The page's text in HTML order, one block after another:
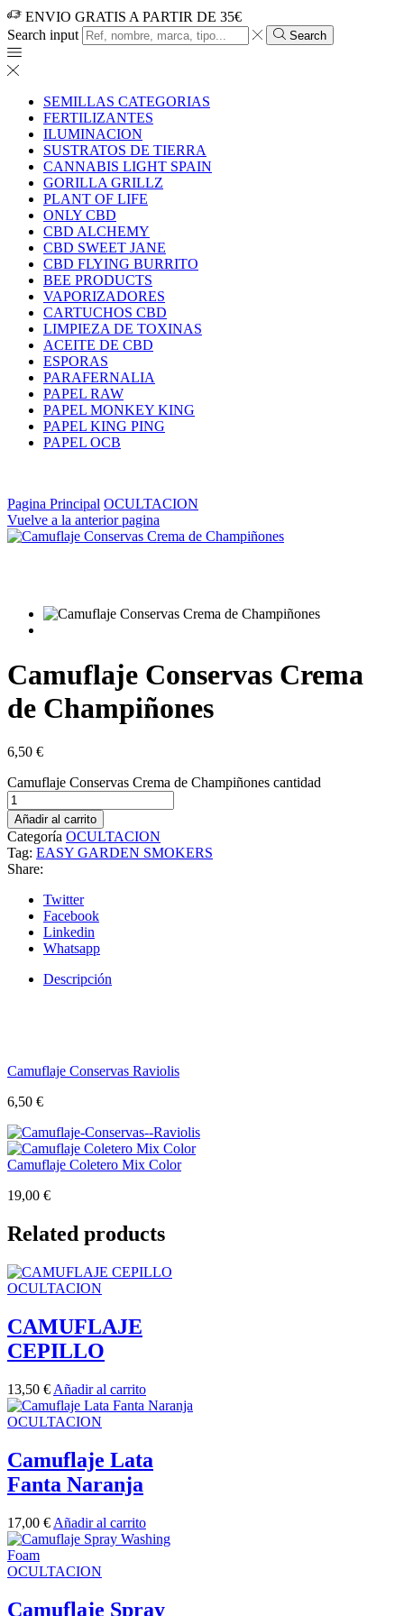
ENVIO GRATIS A PARTIR DE 35€
Search input
Search
SEMILLAS CATEGORIAS
FERTILIZANTES
ILUMINACION
SUSTRATOS DE TIERRA
CANNABIS LIGHT SPAIN
GORILLA GRILLZ
PLANT OF LIFE
ONLY CBD
CBD ALCHEMY
CBD SWEET JANE
CBD FLYING BURRITO
BEE PRODUCTS
VAPORIZADORES
CARTUCHOS CBD
LIMPIEZA DE TOXINAS
ACEITE DE CBD
ESPORAS
PARAFERNALIA
PAPEL RAW
PAPEL MONKEY KING
PAPEL KING PING
PAPEL OCB
Pagina Principal OCULTACION
Vuelve a la anterior pagina
Camuflaje Conservas Crema
de Champiñones
6,50 €
Camuflaje Conservas Crema de Champiñones cantidad
Añadir al carrito
Categoría OCULTACION
Tag: EASY GARDEN SMOKERS
Share:
Twitter
Facebook
Linkedin
Whatsapp
Descripción
Camuflaje Conservas Raviolis
6,50 €
Camuflaje Coletero Mix Color
19,00 €
Related products
OCULTACION
CAMUFLAJE
CEPILLO
13,50 € Añadir al carrito
OCULTACION
Camuflaje Lata
Fanta Naranja
17,00 € Añadir al carrito
OCULTACION
Camuflaje Spray